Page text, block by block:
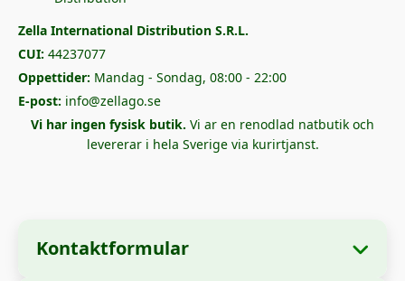
Zella International Distribution S.R.L.
CUI: 44237077
Oppettider: Mandag - Sondag, 08:00 - 22:00
E-post: info@zellago.se
Vi har ingen fysisk butik. Vi ar en renodlad natbutik och
levererar i hela Sverige via kurirtjanst.
Kontaktformular